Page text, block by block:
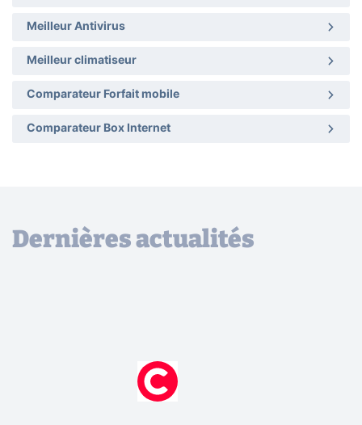
Meilleur Antivirus
Meilleur climatiseur
Comparateur Forfait mobile
Comparateur Box Internet
Dernières actualités